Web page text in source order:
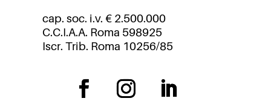
cap. soc. i.v. € 2.500.000
C.C.I.A.A. Roma 598925
Iscr. Trib. Roma 10256/85